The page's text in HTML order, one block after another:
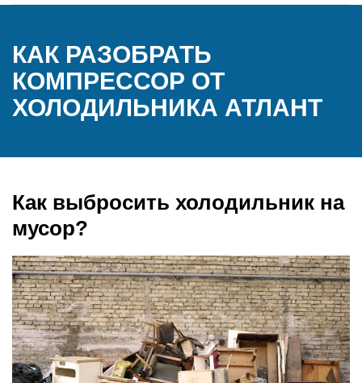
КАК РАЗОБРАТЬ
КОМПРЕССОР ОТ
ХОЛОДИЛЬНИКА АТЛАНТ
Как выбросить холодильник на
мусор?